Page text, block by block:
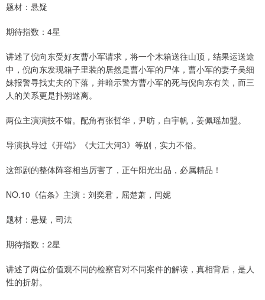
题材：悬疑
期待指数：4星
讲述了倪向东受好友曹小军请求，将一个木箱送往山顶，结果运送途
中，倪向东发现箱子里装的居然是曹小军的尸体，曹小军的妻子吴细
妹报警寻找丈夫的下落，并暗示警方曹小军的死与倪向东有关，而三
人的关系更是扑朔迷离。
两位主演演技不错。配角有张哲华，尹昉，白宇帆，姜佩瑶加盟。
导演执导过《开端》《大江大河3》等剧，实力不俗。
这部剧的整体阵容相当厉害了，正午阳光出品，必属精品！
NO.10《信条》主演：刘奕君，屈楚萧，闫妮
题材：悬疑，司法
期待指数：2星
讲述了两位价值观不同的检察官对不同案件的解读，真相背后，是人
性的折射。